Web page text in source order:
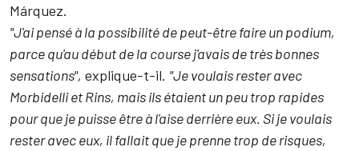
Márquez.
"J'ai pensé à la possibilité de peut-être faire un podium,
parce qu'au début de la course j'avais de très bonnes
sensations", explique-t-il. "Je voulais rester avec
Morbidelli et Rins, mais ils étaient un peu trop rapides
pour que je puisse être à l'aise derrière eux. Si je voulais
rester avec eux, il fallait que je prenne trop de risques,